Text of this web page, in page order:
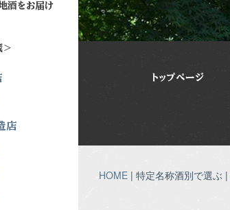
トップページ
HOME | 特定名称酒別で選ぶ |
酒をお届け
＞
店